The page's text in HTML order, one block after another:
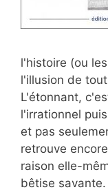
l'histoire (ou
l'illusion de
L'étonnant,
l'irrationnel
et pas
retrouve
raison elle-
bêtise savante.